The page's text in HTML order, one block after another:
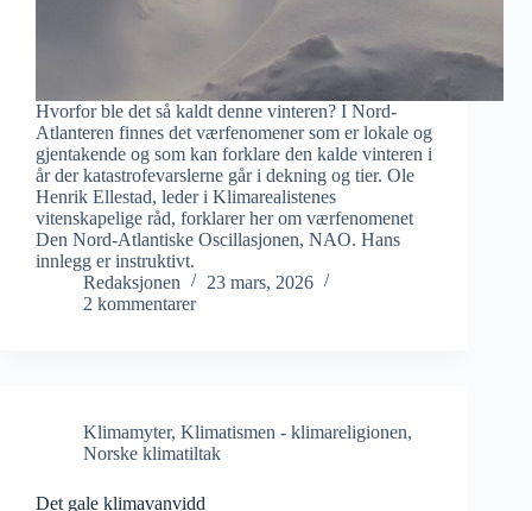
Hvorfor ble det så kaldt denne vinteren? I Nord-
Atlanteren finnes det værfenomener som er lokale og
gjentakende og som kan forklare den kalde vinteren i
år der katastrofevarslerne går i dekning og tier. Ole
Henrik Ellestad, leder i Klimarealistenes
vitenskapelige råd, forklarer her om værfenomenet
Den Nord-Atlantiske Oscillasjonen, NAO. Hans
innlegg er instruktivt.
Redaksjonen
23 mars, 2026
2 kommentarer
Klimamyter, Klimatismen - klimareligionen,
Norske klimatiltak
Det gale klimavanvidd